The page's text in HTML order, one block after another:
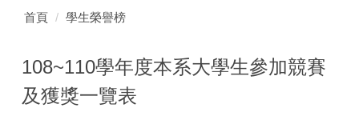
首頁 學生榮譽榜
108~110學年度本系大學生參加競賽
及獲獎一覽表